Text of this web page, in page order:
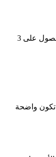
الإكمال ضمن العدد الأمثل من الحركات للحصول على 3
تكون واضحة